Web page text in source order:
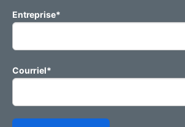
Entreprise*
Courriel*